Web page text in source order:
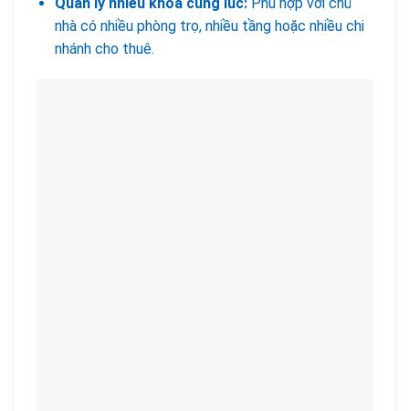
Quản lý nhiều khóa cùng lúc:Phù hợp với chủ
nhà có nhiều phòng trọ, nhiều tầng hoặc nhiều chi
nhánh cho thuê.